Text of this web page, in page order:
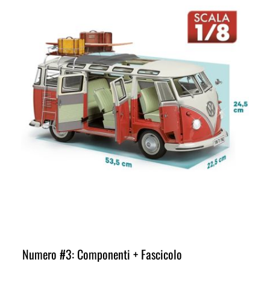
Numero #3: Componenti + Fascicolo